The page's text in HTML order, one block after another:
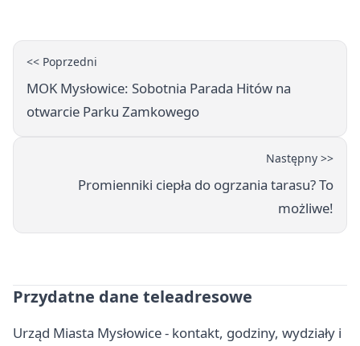
<< Poprzedni
MOK Mysłowice: Sobotnia Parada Hitów na
otwarcie Parku Zamkowego
Następny >>
Promienniki ciepła do ogrzania tarasu? To
możliwe!
Przydatne dane teleadresowe
Urząd Miasta Mysłowice - kontakt, godziny, wydziały i